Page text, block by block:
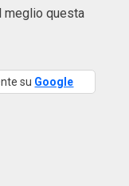
meglio questa
su Google